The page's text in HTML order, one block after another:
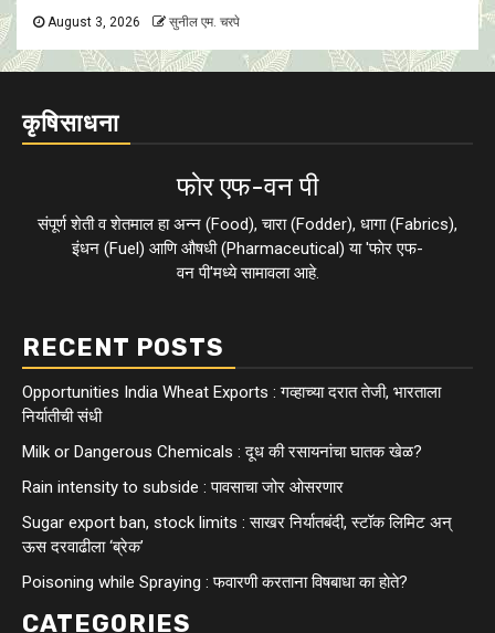
August 3, 2026 सुनील एम. चरपे
कृषिसाधना
फाेर एफ-वन पी
संपूर्ण शेती व शेतमाल हा अन्न (Food), चारा (Fodder), धागा (Fabrics),
इंधन (Fuel) आणि औषधी (Pharmaceutical) या 'फाेर एफ-
वन पी'मध्ये सामावला आहे.
RECENT POSTS
Opportunities India Wheat Exports : गव्हाच्या दरात तेजी, भारताला
निर्यातीची संधी
Milk or Dangerous Chemicals : दूध की रसायनांचा घातक खेळ?
Rain intensity to subside : पावसाचा जोर ओसरणार
Sugar export ban, stock limits : साखर निर्यातबंदी, स्टॉक लिमिट अन्
ऊस दरवाढीला ‘ब्रेक’
Poisoning while Spraying : फवारणी करताना विषबाधा का हाेते?
CATEGORIES